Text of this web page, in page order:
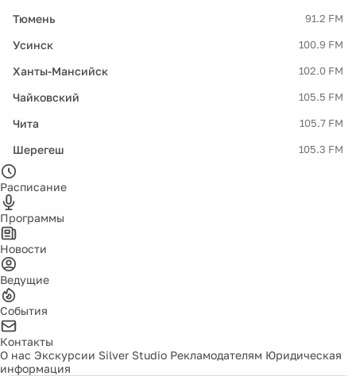
Тюмень 91.2 FM
Усинск 100.9 FM
Ханты-Мансийск 102.0 FM
Чайковский 105.5 FM
Чита 105.7 FM
Шерегеш 105.3 FM
Расписание
Программы
Новости
Ведущие
События
Контакты
О нас Экскурсии Silver Studio Рекламодателям Юридическая
информация